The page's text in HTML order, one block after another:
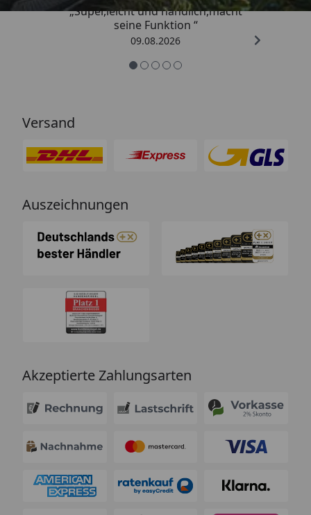
„Super,leicht und handlich,macht
seine Funktion “
09.08.2026
Versand
Auszeichnungen
Akzeptierte Zahlungsarten